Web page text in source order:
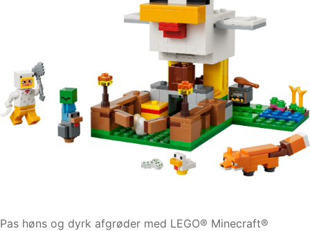
Pas høns og dyrk afgrøder med LEGO® Minecraft®